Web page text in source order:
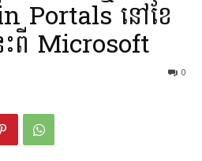
Portals នៅខែ
ះពី Microsoft
0